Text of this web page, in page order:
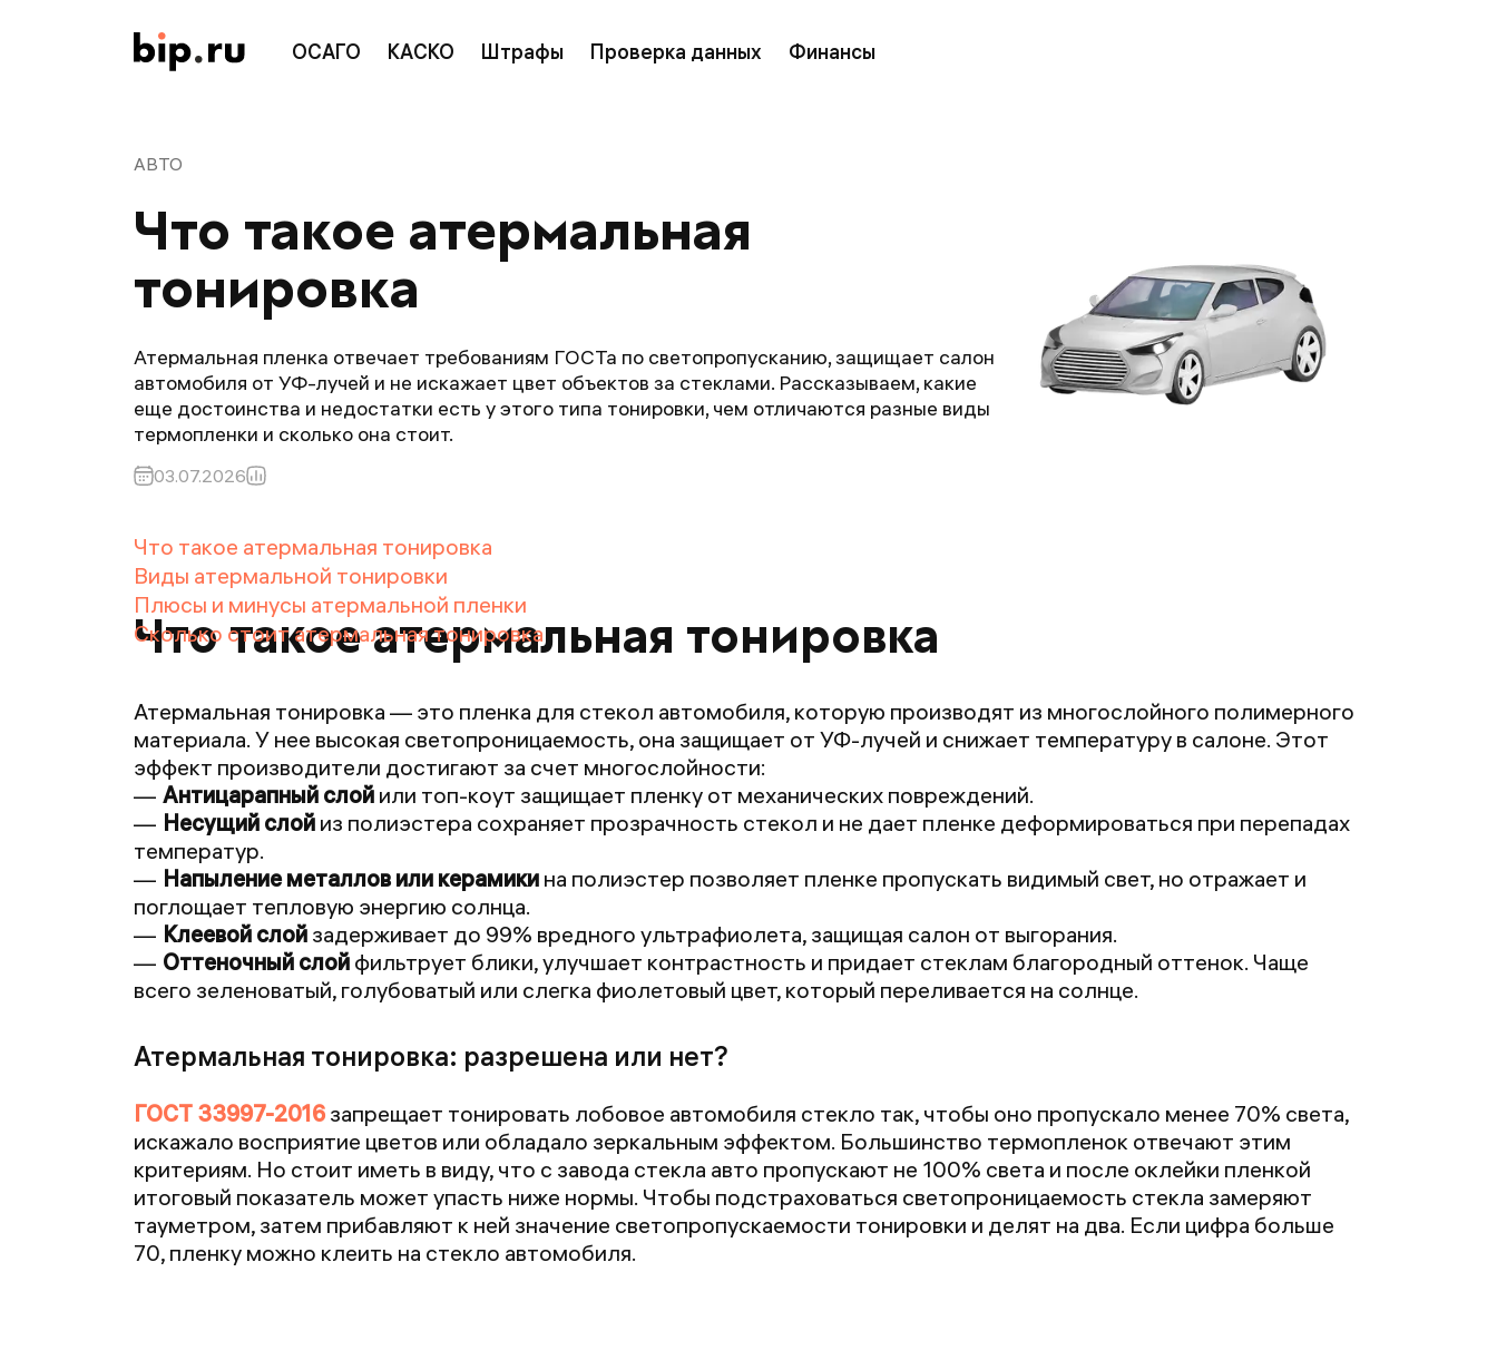
ОСАГО КАСКО Штрафы Проверка данных Финансы
АВТО
Что такое атермальная
тонировка
Атермальная пленка отвечает требованиям ГОСТа по светопропусканию, защищает салон
автомобиля от УФ-лучей и не искажает цвет объектов за стеклами. Рассказываем, какие
еще достоинства и недостатки есть у этого типа тонировки, чем отличаются разные виды
термопленки и сколько она стоит.
03.07.2026
Что такое атермальная тонировка
Виды атермальной тонировки
Плюсы и минусы атермальной пленки
Сколько стоит атермальная тонировка
Что такое атермальная тонировка
Атермальная тонировка — это пленка для стекол автомобиля, которую производят из многослойного полимерного
материала. У нее высокая светопроницаемость, она защищает от УФ-лучей и снижает температуру в салоне. Этот
эффект производители достигают за счет многослойности:
Антицарапный слой или топ-коут защищает пленку от механических повреждений.
Несущий слой из полиэстера сохраняет прозрачность стекол и не дает пленке деформироваться при перепадах
температур.
Напыление металлов или керамики на полиэстер позволяет пленке пропускать видимый свет, но отражает и
поглощает тепловую энергию солнца.
Клеевой слой задерживает до 99% вредного ультрафиолета, защищая салон от выгорания.
Оттеночный слой фильтрует блики, улучшает контрастность и придает стеклам благородный оттенок. Чаще
всего зеленоватый, голубоватый или слегка фиолетовый цвет, который переливается на солнце.
Атермальная тонировка: разрешена или нет?
ГОСТ 33997-2016 запрещает тонировать лобовое автомобиля стекло так, чтобы оно пропускало менее 70% света,
искажало восприятие цветов или обладало зеркальным эффектом. Большинство термопленок отвечают этим
критериям. Но стоит иметь в виду, что с завода стекла авто пропускают не 100% света и после оклейки пленкой
итоговый показатель может упасть ниже нормы. Чтобы подстраховаться светопроницаемость стекла замеряют
тауметром, затем прибавляют к ней значение светопропускаемости тонировки и делят на два. Если цифра больше
70, пленку можно клеить на стекло автомобиля.